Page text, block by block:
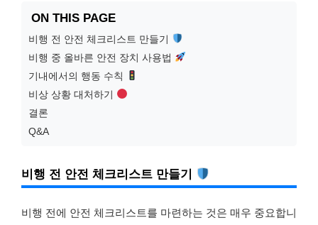
ON THIS PAGE
비행 전 안전 체크리스트 만들기
비행 중 올바른 안전 장치 사용법
기내에서의 행동 수칙
비상 상황 대처하기
결론
Q&A
비행 전 안전 체크리스트 만들기
비행 전에 안전 체크리스트를 마련하는 것은 매우 중요합니